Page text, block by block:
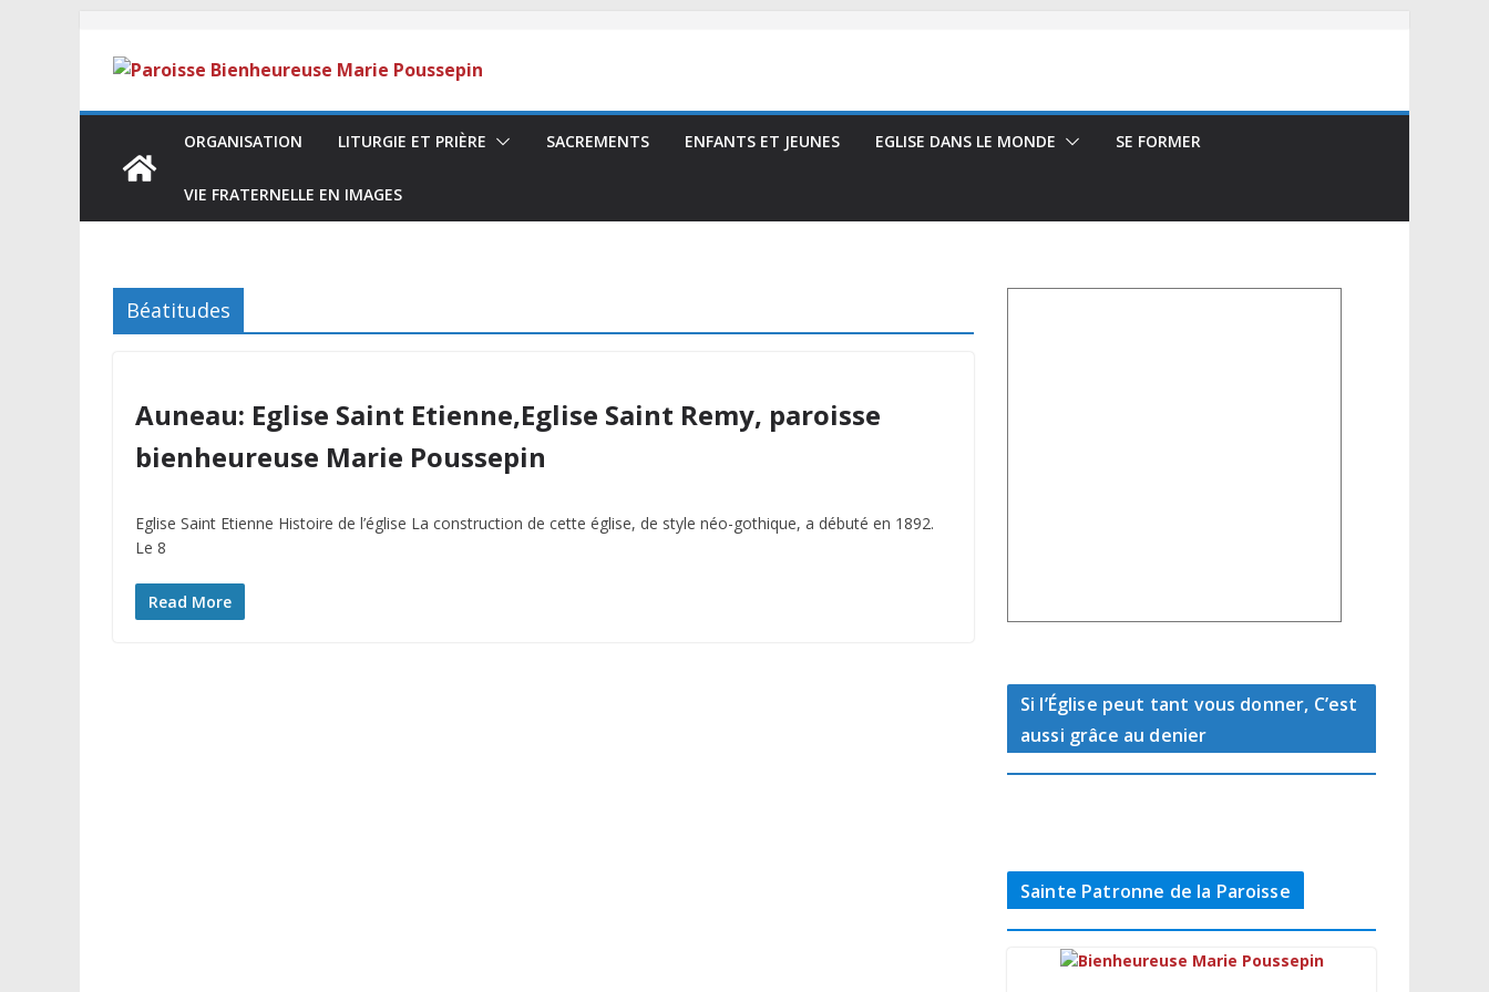
ORGANISATION LITURGIE ET PRIÈRE SACREMENTS ENFANTS ET JEUNES EGLISE DANS LE MONDE SE FORMER
VIE FRATERNELLE EN IMAGES
Béatitudes
Auneau: Eglise Saint Etienne,Eglise Saint Remy, paroisse
bienheureuse Marie Poussepin
Eglise Saint Etienne Histoire de l’église La construction de cette église, de style néo-gothique, a débuté en 1892.
Le 8
Read More
Si l’Église peut tant vous donner, C’est
aussi grâce au denier
Sainte Patronne de la Paroisse